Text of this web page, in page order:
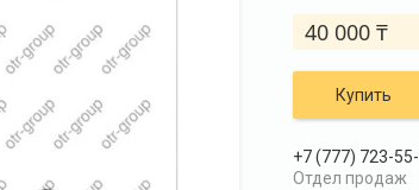
40 000 ₸
Купить
+7 (777) 723-
Отдел продаж